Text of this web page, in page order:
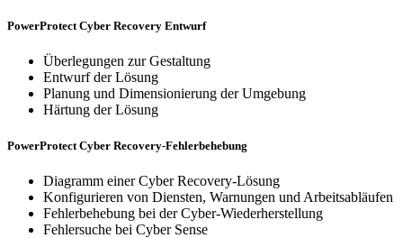
PowerProtect Cyber Recovery Entwurf
Überlegungen zur Gestaltung
Entwurf der Lösung
Planung und Dimensionierung der Umgebung
Härtung der Lösung
PowerProtect Cyber Recovery-Fehlerbehebung
Diagramm einer Cyber Recovery-Lösung
Konfigurieren von Diensten, Warnungen und Arbeitsabläufen
Fehlerbehebung bei der Cyber-Wiederherstellung
Fehlersuche bei Cyber Sense